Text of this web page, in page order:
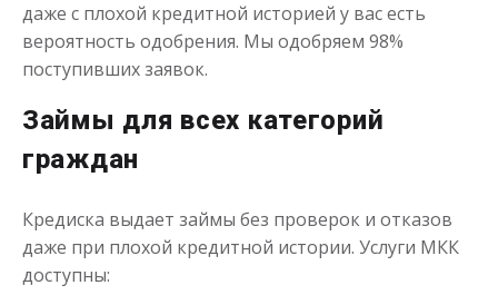
даже с плохой кредитной историей у вас есть
вероятность одобрения. Мы одобряем 98%
поступивших заявок.
Займы для всех категорий
граждан
Кредиска выдает займы без проверок и отказов
даже при плохой кредитной истории. Услуги МКК
доступны: